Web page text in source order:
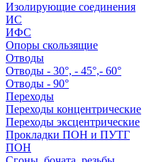
Изолирующие соединения
ИС
ИФС
Опоры скользящие
Отводы
Отводы - 30°, - 45°,- 60°
Отводы - 90°
Переходы
Переходы концентрические
Переходы эксцентрические
Прокладки ПОН и ПУТГ
ПОН